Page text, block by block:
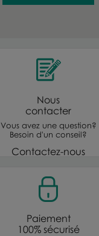
Nous
contacter
Vous avez une question?
Besoin d'un conseil?
Contactez-nous
Paiement
100% sécurisé